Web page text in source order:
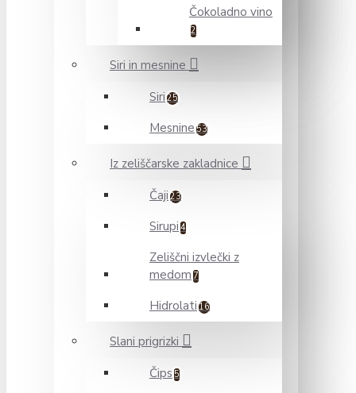
Čokoladno vino
2
Siri in mesnine
Siri 25
Mesnine 53
Iz zeliščarske zakladnice
Čaji 23
Sirupi 4
Zeliščni izvlečki z
medom 7
Hidrolati 16
Slani prigrizki
Čips 5